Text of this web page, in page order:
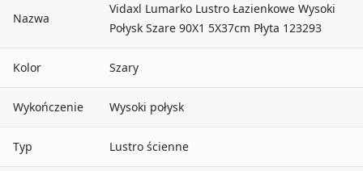
Nazwa
Vidaxl Lumarko Lustro Łazienkowe Wysoki
Połysk Szare 90X1 5X37cm Płyta 123293
Kolor Szary
Wykończenie Wysoki połysk
Typ Lustro ścienne